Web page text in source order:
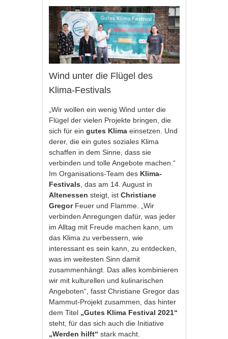
Wind unter die Flügel des
Klima-Festivals
„Wir wollen ein wenig Wind unter die
Flügel der vielen Projekte bringen, die
sich für eingutes Klima einsetzen. Und
derer, die ein gutes soziales Klima
schaffen in dem Sinne, dass sie
verbinden und tolle Angebote machen.“
Im Organisations-Team des Klima-
Festivals, das am 14. August in
Altenessensteigt, istChristiane
Gregor Feuer und Flamme. „Wir
verbinden Anregungen dafür, was jeder
im Alltag mit Freude machen kann, um
das Klima zu verbessern, wie
interessant es sein kann, zu entdecken,
was im weitesten Sinn damit
zusammenhängt. Das alles kombinieren
wir mit kulturellen und kulinarischen
Angeboten“, fasst Christiane Gregor das
Mammut-Projekt zusammen, das hinter
dem Titel „Gutes Klima Festival 2021“
steht, für das sich auch die Initiative
„Werden hilft“ stark macht.